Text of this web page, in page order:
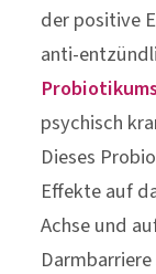
psychisch
Dieses
Effekte auf
Achse und
Einfluss auf